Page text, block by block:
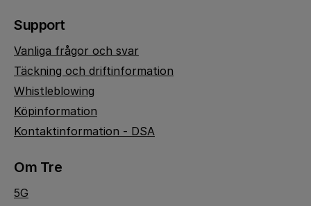
Support
Vanliga frågor och svar
Täckning och driftinformation
Whistleblowing
Köpinformation
Kontaktinformation - DSA
Om Tre
5G